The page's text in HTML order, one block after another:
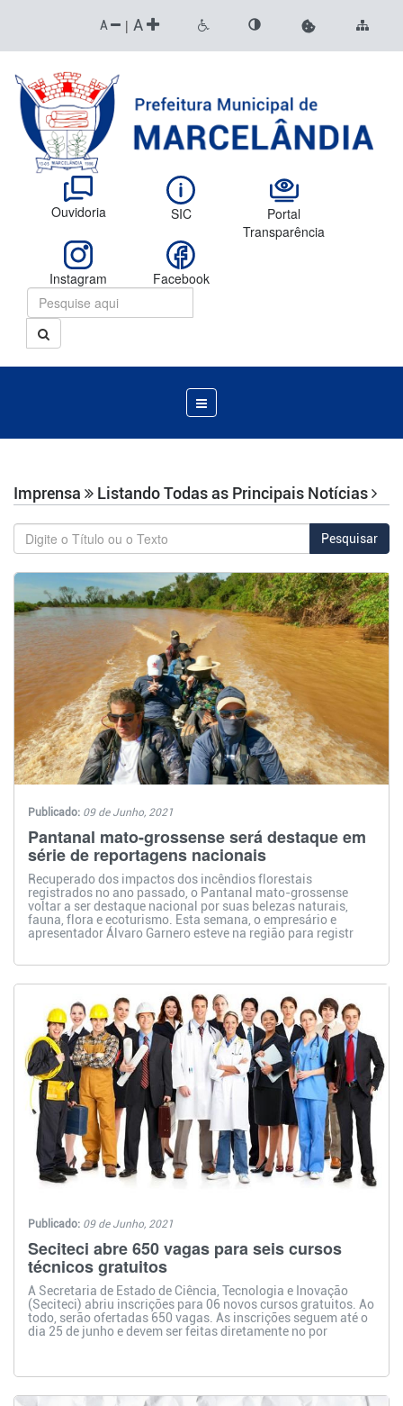
A | A
Ouvidoria SIC
Portal
Transparência
Instagram Facebook
Menu
de
Navegação
Imprensa Listando Todas as Principais Notícias
Pesquisar
Publicado: 09 de Junho, 2021
Pantanal mato-grossense será destaque em
série de reportagens nacionais
Recuperado dos impactos dos incêndios florestais
registrados no ano passado, o Pantanal mato-grossense
voltar a ser destaque nacional por suas belezas naturais,
fauna, flora e ecoturismo. Esta semana, o empresário e
apresentador Álvaro Garnero esteve na região para registr
Publicado: 09 de Junho, 2021
Seciteci abre 650 vagas para seis cursos
técnicos gratuitos
A Secretaria de Estado de Ciência, Tecnologia e Inovação
(Seciteci) abriu inscrições para 06 novos cursos gratuitos. Ao
todo, serão ofertadas 650 vagas. As inscrições seguem até o
dia 25 de junho e devem ser feitas diretamente no por